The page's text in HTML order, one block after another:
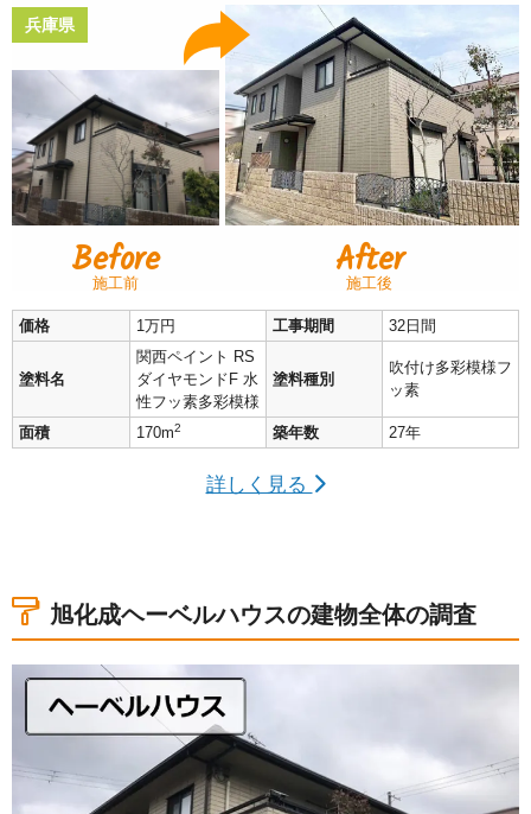
兵庫県
Before
施工前 After
施工後
価格 1万円 工事期間 32日間
塗料名
関西ペイント RS
ダイヤモンドF 水
性フッ素多彩模様
塗料種別
吹付け多彩模様フ
ッ素
面積 170m2 築年数 27年
詳しく見る
旭化成ヘーベルハウスの建物全体の調査